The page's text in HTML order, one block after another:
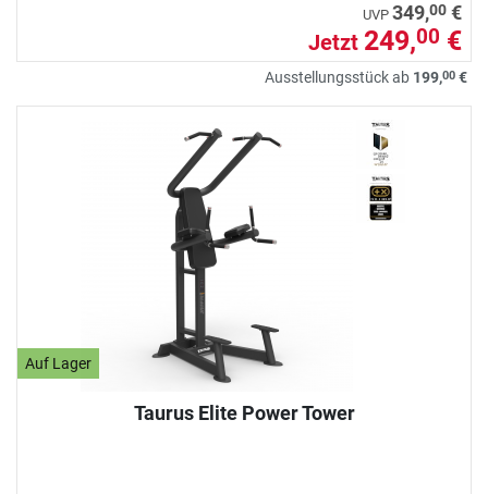
UVP 349,00 €
Jetzt 249,00 €
Ausstellungsstück ab 199,00 €
Auf Lager
Taurus Elite Power Tower